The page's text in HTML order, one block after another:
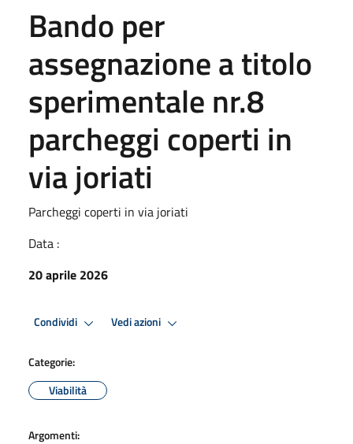
Bando per
assegnazione a titolo
sperimentale nr.8
parcheggi coperti in
via joriati
Parcheggi coperti in via joriati
Data :
20 aprile 2026
Condividi Vedi azioni
Categorie:
Viabilità
Argomenti: